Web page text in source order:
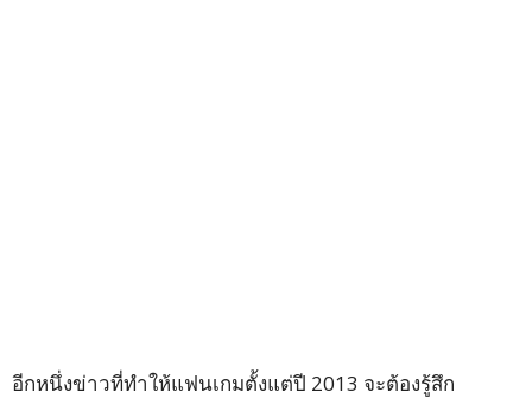
อีกหนึ่งข่าวที่ทำให้แฟนเกมตั้งแต่ปี 2013 จะต้องรู้สึก